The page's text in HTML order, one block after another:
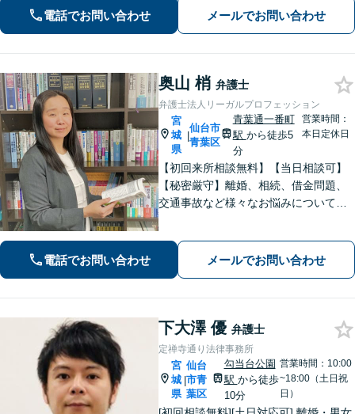
し、笑顔で再出発できるよう、お気持
ちに寄り添いながら、解決まで全力で
電話でお問い合わせ メールでお問い合わせ
奥山 梢 弁護士
弁護士法人リーガルプロフェッション
宮
城
県
|
仙台市
青葉区
青葉通一番町
駅 から徒歩5
分
営業時間：
本日定休日
【初回来所相談無料】【当日相談可】
【秘密厳守】離婚、相続、借金問題、
交通事故など様々なお悩みについて、
軽にご相談下さい。
電話でお問い合わせ メールでお問い合わせ
下大澤 優 弁護士
定禅寺通り法律事務所
宮
城
県
|
仙台
市青
葉区
勾当台公園
駅 から徒歩
10分
営業時間：10:00
~18:00（土日祝
日）